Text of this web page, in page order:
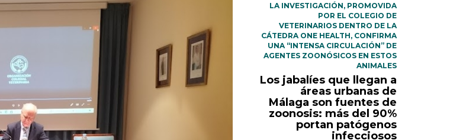
LA INVESTIGACIÓN, PROMOVIDA
POR EL COLEGIO DE
VETERINARIOS DENTRO DE LA
CÁTEDRA ONE HEALTH, CONFIRMA
UNA “INTENSA CIRCULACIÓN” DE
AGENTES ZOONÓSICOS EN ESTOS
ANIMALES
Los jabalíes que llegan a
áreas urbanas de
Málaga son fuentes de
zoonosis: más del 90%
portan patógenos
infecciosos